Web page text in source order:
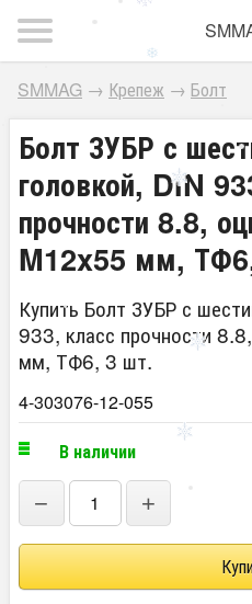
SMMAG → Крепеж → Болт
Болт ЗУБР с
головкой, DIN
прочности 8.8,
M12x55 мм,
Купить Болт ЗУБР с
933, класс прочности
мм, ТФ6, 3 шт.
4-303076-12-055
В наличии
− +